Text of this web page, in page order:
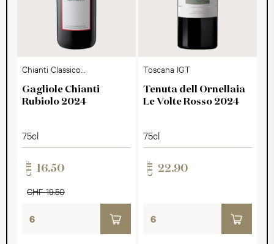
Chianti Classico
DOCG
Gagliole Chianti
Rubiolo 2024
75cl
CHF 16.50
CHF 19.50
Toscana IGT
Tenuta dell Ornellaia
Le Volte Rosso 2024
75cl
CHF 22.90